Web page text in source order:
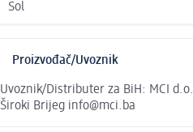
Sol
Proizvođač/Uvoznik
Uvoznik/Distributer za BiH: MCI
Široki Brijeg info@mci.ba